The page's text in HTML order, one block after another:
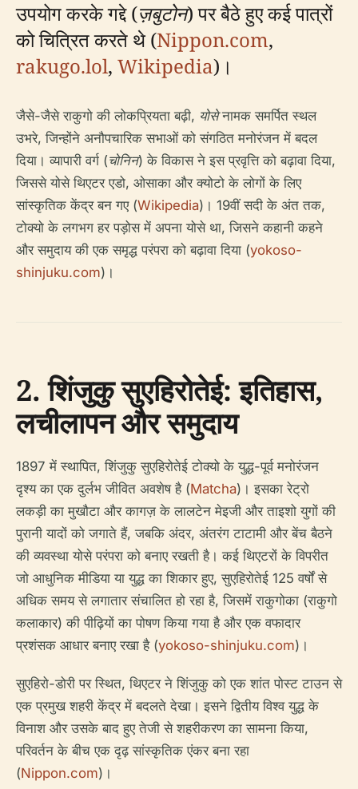
उपयोग करके गद्दे (ज़बुटोन) पर बैठे हुए कई पात्रों
को चित्रित करते थे (Nippon.com,
rakugo.lol, Wikipedia)।
जैसे-जैसे राकुगो की लोकप्रियता बढ़ी, योसेनामक समर्पित स्थल
उभरे, जिन्होंने अनौपचारिक सभाओं को संगठित मनोरंजन में बदल
दिया। व्यापारी वर्ग (चोनिन) के विकास ने इस प्रवृत्ति को बढ़ावा दिया,
जिससे योसे थिएटर एडो, ओसाका और क्योटो के लोगों के लिए
सांस्कृतिक केंद्र बन गए (Wikipedia)। 19वीं सदी के अंत तक,
टोक्यो के लगभग हर पड़ोस में अपना योसे था, जिसने कहानी कहने
और समुदाय की एक समृद्ध परंपरा को बढ़ावा दिया (yokoso-
shinjuku.com)।
2. शिंजुकु सुएहिरोतेई: इतिहास,
लचीलापन और समुदाय
1897 में स्थापित, शिंजुकु सुएहिरोतेई टोक्यो के युद्ध-पूर्व मनोरंजन
दृश्य का एक दुर्लभ जीवित अवशेष है (Matcha)। इसका रेट्रो
लकड़ी का मुखौटा और कागज़ के लालटेन मेइजी और ताइशो युगों की
पुरानी यादों को जगाते हैं, जबकि अंदर, अंतरंग टाटामी और बेंच बैठने
की व्यवस्था योसे परंपरा को बनाए रखती है। कई थिएटरों के विपरीत
जो आधुनिक मीडिया या युद्ध का शिकार हुए, सुएहिरोतेई 125 वर्षों से
अधिक समय से लगातार संचालित हो रहा है, जिसमें राकुगोका (राकुगो
कलाकार) की पीढ़ियों का पोषण किया गया है और एक वफादार
प्रशंसक आधार बनाए रखा है (yokoso-shinjuku.com)।
सुएहिरो-डोरी पर स्थित, थिएटर ने शिंजुकु को एक शांत पोस्ट टाउन से
एक प्रमुख शहरी केंद्र में बदलते देखा। इसने द्वितीय विश्व युद्ध के
विनाश और उसके बाद हुए तेजी से शहरीकरण का सामना किया,
परिवर्तन के बीच एक दृढ़ सांस्कृतिक एंकर बना रहा
(Nippon.com)।